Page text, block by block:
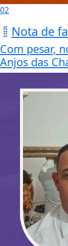
02
Nota de
Com pesar,
Anjos das